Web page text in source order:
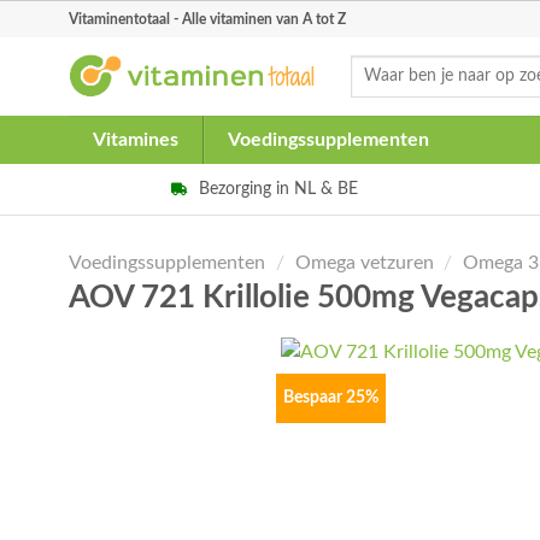
Vitaminentotaal - Alle vitaminen van A tot Z
Zoeken
Vitamines Voedingssupplementen
Bezorging in NL & BE
Voedingssupplementen / Omega vetzuren / Omega 3
AOV 721 Krillolie 500mg
Bespaar 25%